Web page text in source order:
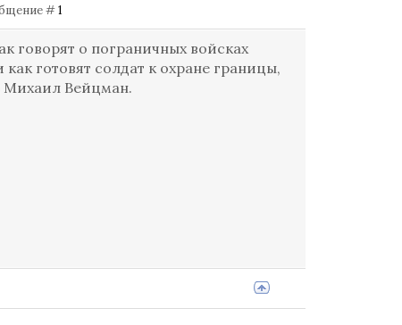
#1
говорят о пограничных войсках
готовят солдат к охране границы,
Михаил Вейцман.